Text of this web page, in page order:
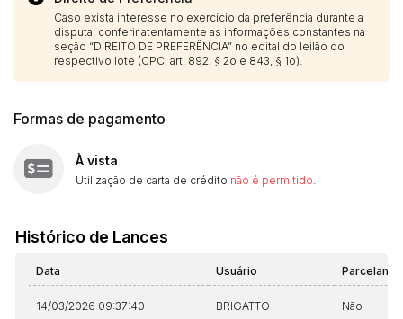
Caso exista interesse no exercício da preferência durante a
disputa, conferir atentamente as informações constantes na
seção “DIREITO DE PREFERÊNCIA” no edital do leilão do
respectivo lote (CPC, art. 892, § 2o e 843, § 1o).
Formas de pagamento
À vista
Utilização de carta de crédito não é permitido
Histórico de Lances
Data Usuário
14/03/2026 09:37:40 BRIGATTO Não
Envie sua Proposta
(Art. 895, CPC)
Data Usuário
14/04/2025 18:43:11
Habilite-se para efetuar lances ou